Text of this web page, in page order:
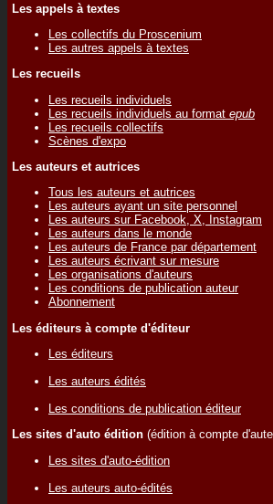
Les appels à textes
Les collectifs du Proscenium
Les autres appels à textes
Les recueils
Les recueils individuels
Les recueils individuels au format epub
Les recueils collectifs
Scènes d'expo
Les auteurs et autrices
Tous les auteurs et autrices
Les auteurs ayant un site personnel
Les auteurs sur Facebook, X, Instagram
Les auteurs dans le monde
Les auteurs de France par département
Les auteurs écrivant sur mesure
Les organisations d'auteurs
Les conditions de publication auteur
Abonnement
Les éditeurs à compte d'éditeur
Les éditeurs
Les auteurs édités
Les conditions de publication éditeur
Les sites d'auto édition (édition à compte
Les sites d'auto-édition
Les auteurs auto-édités